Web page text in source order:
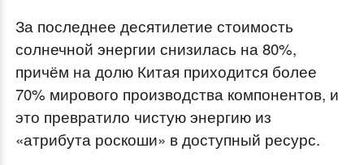
За последнее десятилетие стоимость
солнечной энергии снизилась на 80%,
причём на долю Китая приходится более
70% мирового производства компонентов, и
это превратило чистую энергию из
«атрибута роскоши» в доступный ресурс.